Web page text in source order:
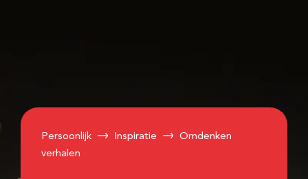
Persoonlijk Inspiratie
Omdenken
verhalen